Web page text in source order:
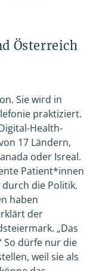
Österreich
Sie wird in
praktiziert.
Health-
17 Ländern,
oder Isreal.
Patient*innen
die Politik.
haben
der
„Das
So dürfe nur die
weil sie als